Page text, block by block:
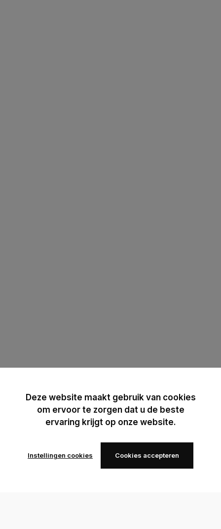
Deze website maakt gebruik van cookies
om ervoor te zorgen dat u de beste
ervaring krijgt op onze website.
Instellingen cookies Cookies accepteren